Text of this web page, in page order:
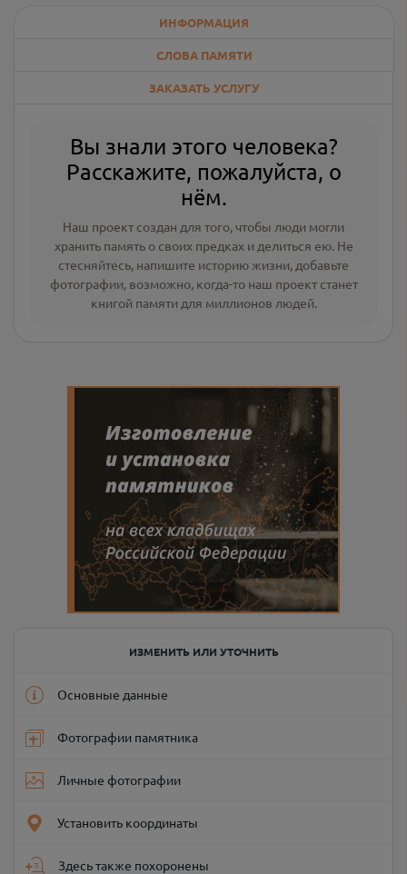
ИНФОРМАЦИЯ
СЛОВА ПАМЯТИ
ЗАКАЗАТЬ УСЛУГУ
Вы знали этого человека?
Расскажите, пожалуйста, о
нём.
Наш проект создан для того, чтобы люди могли
хранить память о своих предках и делиться ею. Не
стесняйтесь, напишите историю жизни, добавьте
фотографии, возможно, когда-то наш проект станет
книгой памяти для миллионов людей.
ИЗМЕНИТЬ ИЛИ УТОЧНИТЬ
Основные данные
Фотографии памятника
Личные фотографии
Установить координаты
Здесь также похоронены